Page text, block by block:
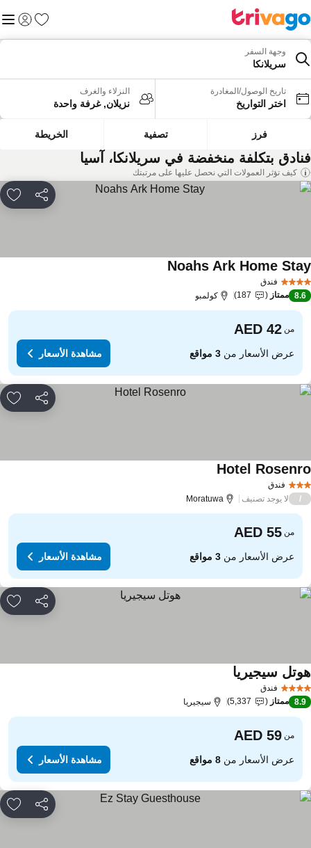
المفضلة
تسجيل
وجهة السفر
سريلانكا
تاريخ الوصول/المغادرة
اختر التواريخ
النزلاء والغرف
نزيلان, غرفة واحدة
فرز تصفية الخريطة
بتكلفة منخفضة في سريلانكا، آسيا
كيف تؤثر العمولات التي نحصل عليها على مرتبتك
مشاركة
فندق
Noahs Ark Homeمشاهدة الأسعار
8.6 ممتاز 187 كولمبو
من
عرض الأسعار من3 مواقع مشاهدة الأسعار
مشاركة
فندق
Hotelمشاهدة الأسعار
لا يوجد تصنيف Moratuwa
من
عرض الأسعار من3 مواقع مشاهدة الأسعار
مشاركة
فندق
سيجيريامشاهدة الأسعار
8.9 ممتاز 5,337 سيجيريا
من
عرض الأسعار من8 مواقع مشاهدة الأسعار
مشاركة